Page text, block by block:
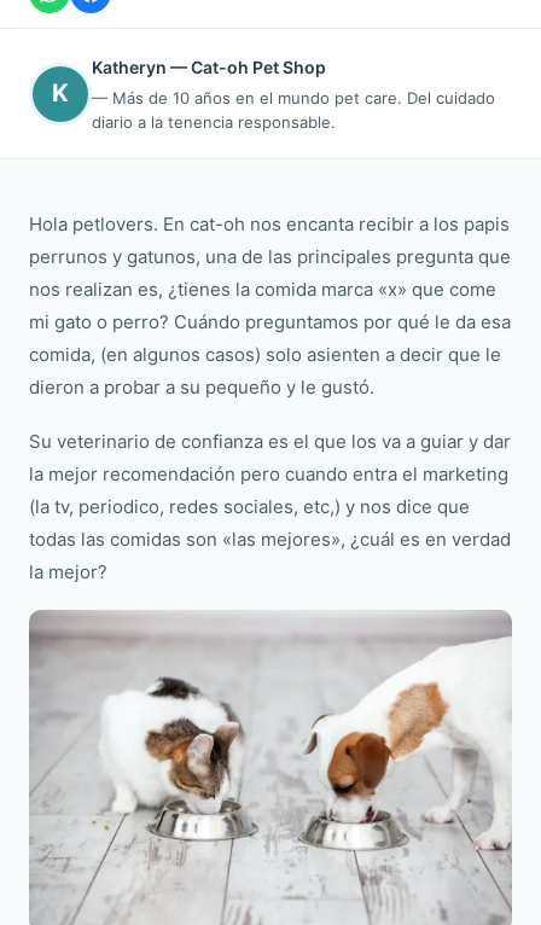
K
Katheryn — Cat-oh Pet Shop
— Más de 10 años en el mundo pet care. Del cuidado
diario a la tenencia responsable.
Hola petlovers. En cat-oh nos encanta recibir a los papis
perrunos y gatunos, una de las principales pregunta que
nos realizan es, ¿tienes la comida marca «x» que come
mi gato o perro? Cuándo preguntamos por qué le da esa
comida, (en algunos casos) solo asienten a decir que le
dieron a probar a su pequeño y le gustó.
Su veterinario de confianza es el que los va a guiar y dar
la mejor recomendación pero cuando entra el marketing
(la tv, periodico, redes sociales, etc,) y nos dice que
todas las comidas son «las mejores», ¿cuál es en verdad
la mejor?